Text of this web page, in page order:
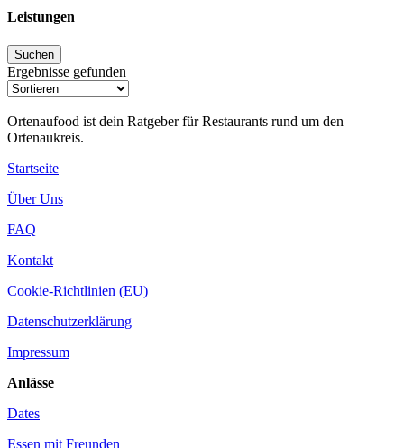
Leistungen
Ergebnisse gefunden
Ortenaufood ist dein Ratgeber für Restaurants rund um den
Ortenaukreis.
Startseite
Über Uns
FAQ
Kontakt
Cookie-Richtlinien (EU)
Datenschutzerklärung
Impressum
Anlässe
Dates
Essen mit Freunden